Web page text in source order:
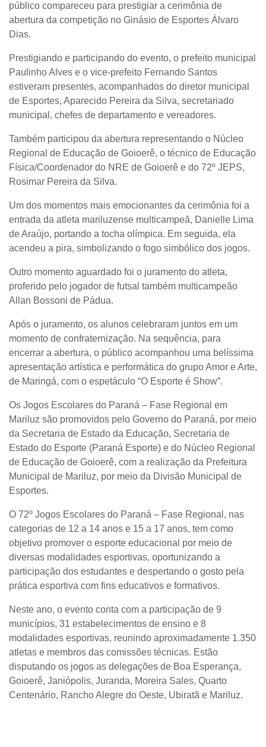
público compareceu para prestigiar a cerimônia de
abertura da competição no Ginásio de Esportes Álvaro
Dias.
Prestigiando e participando do evento, o prefeito municipal
Paulinho Alves e o vice-prefeito Fernando Santos
estiveram presentes, acompanhados do diretor municipal
de Esportes, Aparecido Pereira da Silva, secretariado
municipal, chefes de departamento e vereadores.
Também participou da abertura representando o Núcleo
Regional de Educação de Goioerê, o técnico de Educação
Física/Coordenador do NRE de Goioerê e do 72º JEPS,
Rosimar Pereira da Silva.
Um dos momentos mais emocionantes da cerimônia foi a
entrada da atleta mariluzense multicampeã, Danielle Lima
de Araújo, portando a tocha olímpica. Em seguida, ela
acendeu a pira, simbolizando o fogo simbólico dos jogos.
Outro momento aguardado foi o juramento do atleta,
proferido pelo jogador de futsal também multicampeão
Allan Bossoni de Pádua.
Após o juramento, os alunos celebraram juntos em um
momento de confraternização. Na sequência, para
encerrar a abertura, o público acompanhou uma belíssima
apresentação artística e performática do grupo Amor e Arte,
de Maringá, com o espetáculo “O Esporte é Show”.
Os Jogos Escolares do Paraná – Fase Regional em
Mariluz são promovidos pelo Governo do Paraná, por meio
da Secretaria de Estado da Educação, Secretaria de
Estado do Esporte (Paraná Esporte) e do Núcleo Regional
de Educação de Goioerê, com a realização da Prefeitura
Municipal de Mariluz, por meio da Divisão Municipal de
Esportes.
O 72º Jogos Escolares do Paraná – Fase Regional, nas
categorias de 12 a 14 anos e 15 a 17 anos, tem como
objetivo promover o esporte educacional por meio de
diversas modalidades esportivas, oportunizando a
participação dos estudantes e despertando o gosto pela
prática esportiva com fins educativos e formativos.
Neste ano, o evento conta com a participação de 9
municípios, 31 estabelecimentos de ensino e 8
modalidades esportivas, reunindo aproximadamente 1.350
atletas e membros das comissões técnicas. Estão
disputando os jogos as delegações de Boa Esperança,
Goioerê, Janiópolis, Juranda, Moreira Sales, Quarto
Centenário, Rancho Alegre do Oeste, Ubiratã e Mariluz.